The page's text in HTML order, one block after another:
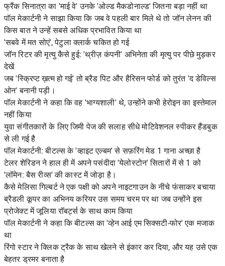
फ्रैंक सिनात्रा का 'माई वे' उनके 'ओल्ड मैकडोनाल्ड' जितना बड़ा नहीं था
पॉल मेकार्टनी ने साझा किया कि जब वे पहली बार मिले थे तो जॉन लेनन की
किस बात ने उन्हें सबसे अधिक प्रभावित किया था
'सबवे में मत सोएं', पेटुला क्लार्क चकित हो गई
जॉन रिटर की मृत्यु कैसे हुई: 'थ्रीज़ कंपनी' अभिनेता की मृत्यु पर पीछे मुड़कर
देखें
जब 'स्क्रिप्ट ख़त्म हो गई' तो ब्रैड पिट और हैरिसन फोर्ड को तुरंत 'द डेविल्स
ओन' बनानी पड़ी।
पॉल मेकार्टनी ने कहा कि वह 'भाग्यशाली' थे, उन्होंने कभी हेरोइन का इस्तेमाल
नहीं किया
युवा संगीतकारों के लिए जिमी पेज की सलाह सीधे मोटिवेशनल स्पीकर हैंडबुक
से ली गई है
पॉल मेकार्टनी: बीटल्स के 'व्हाइट एल्बम' से सफ़रिंग मेड 1 गाना अच्छा है
टेलर शेरिडन ने हाल ही में अपने पसंदीदा 'येलोस्टोन' सितारों में से 1 को
'लॉमेन: बैस रीव्स' की कास्ट में जोड़ा है।
कैसे मेलिसा गिल्बर्ट ने एक पक्षी को अपने नाइटगाउन के नीचे फंसाकर बचाया
ब्रैडली कूपर का अभिनय करियर उस समय चरम पर था जब उन्होंने इस
प्रोजेक्ट में जूलिया रॉबर्ट्स के साथ काम किया
पॉल मेकार्टनी ने कहा कि बीटल्स का 'व्हेन आई एम सिक्सटी-फोर' एक मजाक
था
रिंगो स्टार ने क्लिक ट्रैक के साथ खेलने से इंकार कर दिया, और यह उसे एक
बेहतर ड्रमर बनाता है